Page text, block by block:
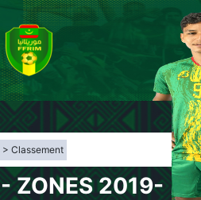
> Classement
- ZONES 2019-